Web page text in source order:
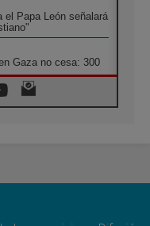
el Papa León señalará
Gaza no cesa: 300
el mundo, solo la
del Evangelio